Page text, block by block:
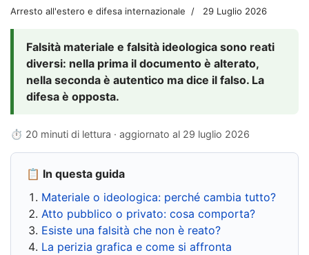
Arresto all'estero e difesa internazionale 29 Luglio 2026
Falsità materiale e falsità ideologica sono reati
diversi: nella prima il documento è alterato,
nella seconda è autentico ma dice il falso. La
difesa è opposta.
⏱ 20 minuti di lettura · aggiornato al 29 luglio 2026
📋 In questa guida
Materiale o ideologica: perché cambia tutto?
Atto pubblico o privato: cosa comporta?
Esiste una falsità che non è reato?
La perizia grafica e come si affronta